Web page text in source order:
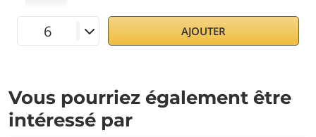
AJOUTER
Vous pourriez également être
intéressé par